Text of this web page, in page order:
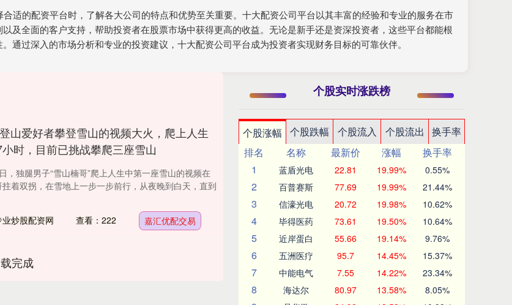
适的配资平台时，了解各大公司的特点和优势至关重要。十大配资公司平台以其丰富的经验和专业的服务在市
及全面的客户支持，帮助投资者在股票市场中获得更高的收益。无论是新手还是资深投资者，这些平台都能根
通过深入的市场分析和专业的投资建议，十大配资公司平台成为投资者实现财务目标的可靠伙伴。
山爱好者攀登雪山的视频大火，爬上人生
时，目前已挑战攀爬三座雪山
，独腿男子“雪山楠哥”爬上人生中第一座雪山的视频在
着双拐，在雪地上一步一步前行，从夜晚到白天，直到
炒股配资网 查看：222 嘉汇优配交易
完成
个股实时涨跌榜
个股涨幅 个股跌幅 个股流入 个股流出
换手率
排名
名称 最新价 涨幅
换手率
1
蓝盾光电 22.81 19.99% 0.55%
2 百普赛斯 77.69 19.99% 21.44%
3 信濠光电 20.72 19.98% 10.62%
4 毕得医药 73.61 19.50% 10.64%
5 近岸蛋白 55.66 19.14% 9.76%
6 五洲医疗 95.7 14.45% 15.37%
7 中能电气 7.55 14.22% 23.34%
8 海达尔 80.97 13.58% 8.05%